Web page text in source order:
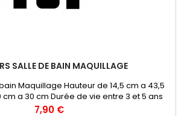
SALLE DE BAIN MAQUILLAGE
Maquillage Hauteur de 14,5 cm a 43,5
cm a 30 cm Durée de vie entre 3 et 5 ans
livré directement sur papier transfert.
Prix
7,90 €